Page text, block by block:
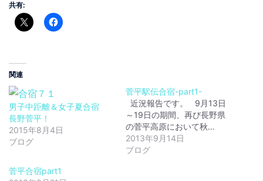
共有:
関連
男子中距離＆女子夏合宿
長野菅平！
2015年8月4日
ブログ
菅平駅伝合宿-part1-
近況報告です。 9月13日
～19日の期間、再び長野県
の菅平高原において秋…
2013年9月14日
ブログ
菅平合宿part1